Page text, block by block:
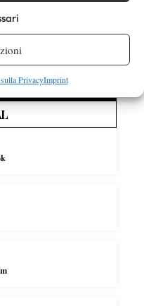
PrivacyImprint
di Alcaraz: “Non